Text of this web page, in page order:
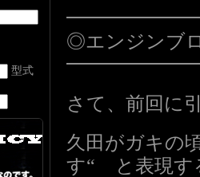
◎エンジンブ
さて、前回に
久田がガキの
す“ と表現す
型式